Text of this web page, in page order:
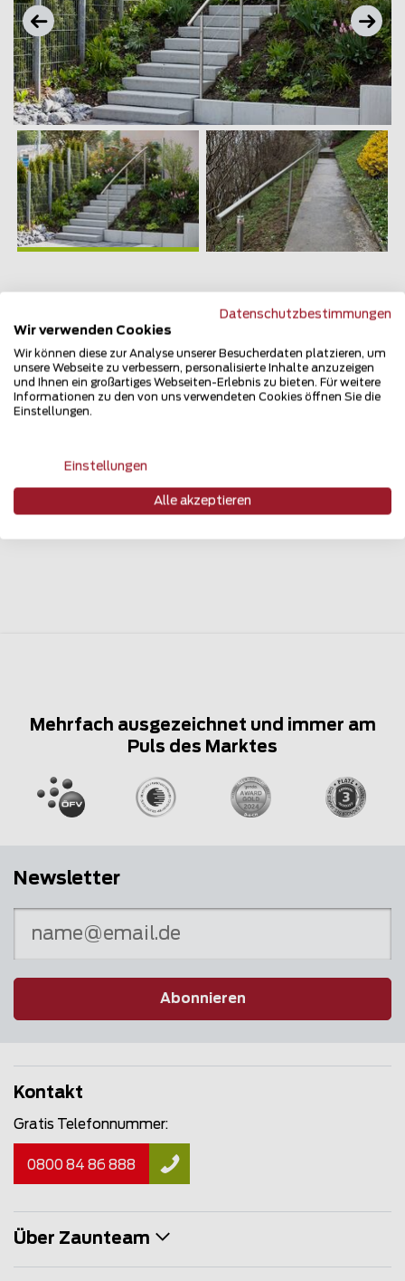
Referenzen Handläufe aus Edelstahl
Täglich erweitert sich die Liste zufriedener
Zaunteam Kunden. Tauchen Sie ein in die
umgesetzten Zaun- und Torprojekten und
Referenzsammlung finden Sie eine Vielzahl der
Mehrfach ausgezeichnet und immer am
Puls des Marktes
Newsletter
Abonnieren
Kontakt
Gratis Telefonnummer:
0800 84 86 888
Über Zaunteam
Datenschutzbestimmungen
Wir verwenden Cookies
Wir können diese zur Analyse unserer Besucherdaten platzieren, um
unsere Webseite zu verbessern, personalisierte Inhalte anzuzeigen
und Ihnen ein großartiges Webseiten-Erlebnis zu bieten. Für weitere
Informationen zu den von uns verwendeten Cookies öffnen Sie die
Einstellungen.
Einstellungen
Alle akzeptieren